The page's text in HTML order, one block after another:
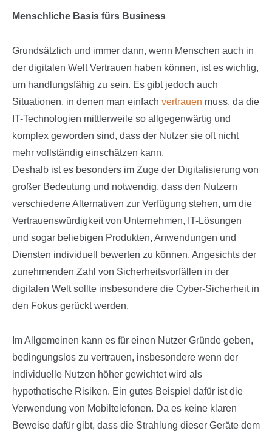
Menschliche Basis fürs Business
Grundsätzlich und immer dann, wenn Menschen auch in
der digitalen Welt Vertrauen haben können, ist es wichtig,
um handlungsfähig zu sein. Es gibt jedoch auch
Situationen, in denen man einfach vertrauen muss, da die
IT-Technologien mittlerweile so allgegenwärtig und
komplex geworden sind, dass der Nutzer sie oft nicht
mehr vollständig einschätzen kann.
Deshalb ist es besonders im Zuge der Digitalisierung von
großer Bedeutung und notwendig, dass den Nutzern
verschiedene Alternativen zur Verfügung stehen, um die
Vertrauenswürdigkeit von Unternehmen, IT-Lösungen
und sogar beliebigen Produkten, Anwendungen und
Diensten individuell bewerten zu können. Angesichts der
zunehmenden Zahl von Sicherheitsvorfällen in der
digitalen Welt sollte insbesondere die Cyber-Sicherheit in
den Fokus gerückt werden.
Im Allgemeinen kann es für einen Nutzer Gründe geben,
bedingungslos zu vertrauen, insbesondere wenn der
individuelle Nutzen höher gewichtet wird als
hypothetische Risiken. Ein gutes Beispiel dafür ist die
Verwendung von Mobiltelefonen. Da es keine klaren
Beweise dafür gibt, dass die Strahlung dieser Geräte dem